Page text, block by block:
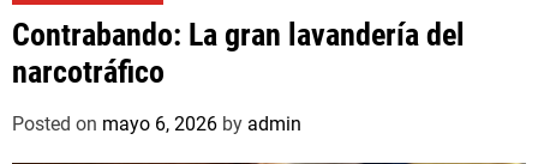
Contrabando: La gran lavandería del
narcotráfico
Posted on mayo 6, 2026 by admin